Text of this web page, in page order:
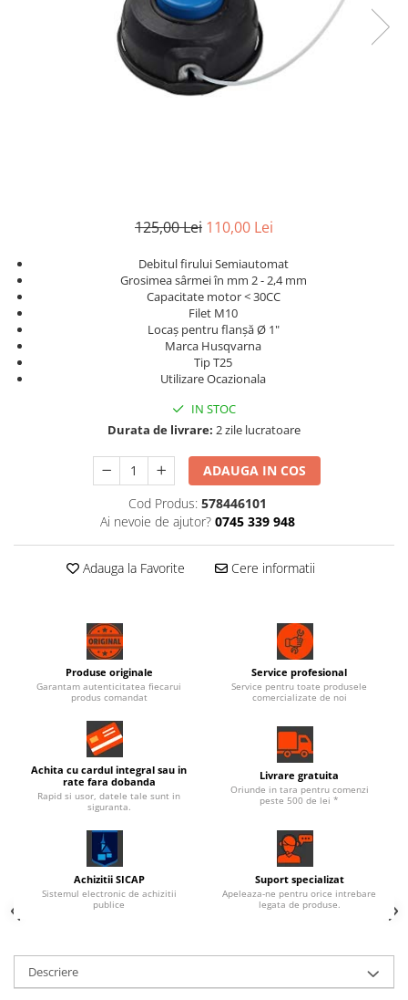
125,00 Lei 110,00 Lei
Debitul firului Semiautomat
Grosimea sârmei în mm 2 - 2,4 mm
Capacitate motor < 30CC
Filet M10
Locaș pentru flanșă Ø 1"
Marca Husqvarna
Tip T25
Utilizare Ocazionala
IN STOC
Durata de livrare: 2 zile lucratoare
ADAUGA IN COS
Cod Produs: 578446101
Ai nevoie de ajutor? 0745 339 948
Adauga la Favorite Cere informatii
Produse originale
Garantam autenticitatea fiecarui
produs comandat
Service profesional
Service pentru toate produsele
comercializate de noi
Achita cu cardul integral sau in
rate fara dobanda
Rapid si usor, datele tale sunt in
siguranta.
Livrare gratuita
Oriunde in tara pentru comenzi
peste 500 de lei *
Achizitii SICAP
Sistemul electronic de achizitii
publice
Suport specializat
Apeleaza-ne pentru orice intrebare
legata de produse.
Descriere